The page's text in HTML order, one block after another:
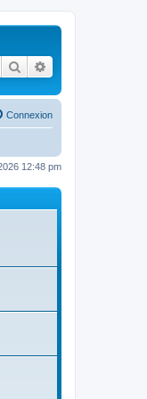
Rechercher
Connexion
12:48 pm